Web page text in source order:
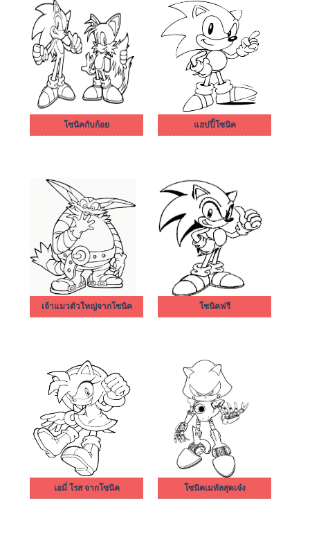
โซนิคกับก้อย แฮปปี้โซนิค
เจ้าแมวตัวใหญ่จากโซนิค โซนิคฟรี
เอมี่ โรส จากโซนิค โซนิคเมทัลสุดเจ๋ง